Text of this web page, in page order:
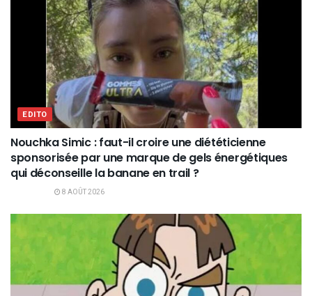
EDITO
Nouchka Simic : faut-il croire une diététicienne
sponsorisée par une marque de gels énergétiques
qui déconseille la banane en trail ?
8 AOÛT 2026